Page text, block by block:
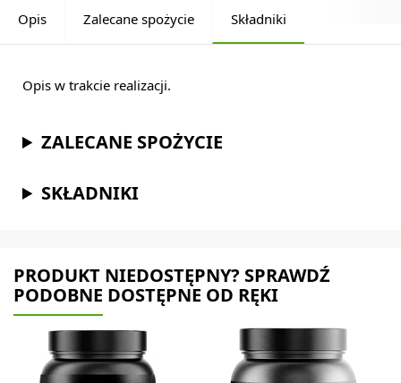
Opis Zalecane spożycie Składniki
Opis w trakcie realizacji.
ZALECANE SPOŻYCIE
SKŁADNIKI
PRODUKT NIEDOSTĘPNY? SPRAWDŹ
PODOBNE DOSTĘPNE OD RĘKI